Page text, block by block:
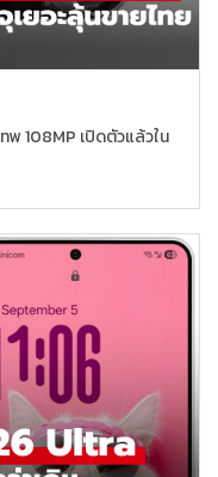
พ 108MP เปิดตัวแล้วใน